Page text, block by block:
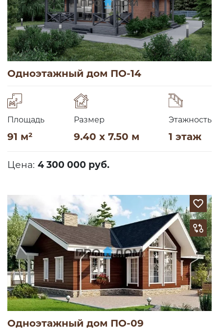
Одноэтажный дом ПО-14
Площадь
91 м²
Размер
9.40 x 7.50 м
Этажность
1 этаж
Цена: 4 300 000 руб.
Одноэтажный дом ПО-09